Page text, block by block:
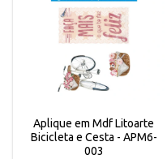
Aplique em Mdf Litoarte
Bicicleta e Cesta - APM6-
003